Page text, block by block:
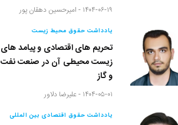
۱۴۰۴-۰۶-۱۹ - امیرحسین دهقان پور
یادداشت حقوق محیط زیست
تحریم های اقتصادی و پیامد های
زیست محیطی آن در صنعت نفت
و گاز
۱۴۰۴-۰۵-۰۱ - علیرضا دلاور
یادداشت حقوق اقتصادی بین المللی